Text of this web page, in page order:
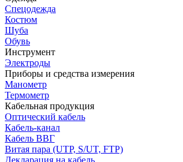
Спецодежда
Костюм
Шуба
Обувь
Инструмент
Электроды
Приборы и средства измерения
Манометр
Термометр
Кабельная продукция
Оптический кабель
Кабель-канал
Кабель ВВГ
Витая пара (UTP, S/UT, FTP)
Декларация на кабель